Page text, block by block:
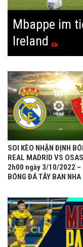
Mbappe im
Ireland
SOI KÈO NHẬN ĐỊNH
REAL MADRID VS
2h00 ngày 3/10/2022 –
BÓNG ĐÁ TÂY BAN NHA